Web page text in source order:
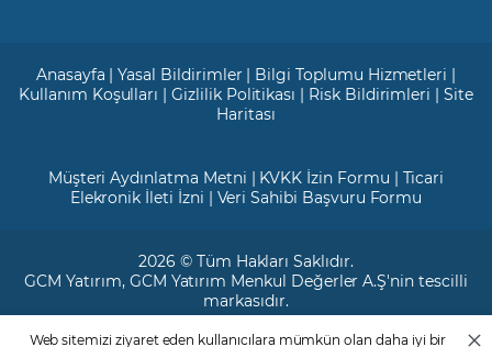
Anasayfa |Yasal Bildirimler | Bilgi Toplumu Hizmetleri |
Kullanım Koşulları |Gizlilik Politikası | Risk Bildirimleri |Site
Haritası
Müşteri Aydınlatma Metni | KVKK İzin Formu | Ticari
Elekronik İleti İzni | Veri Sahibi Başvuru Formu
2026 © Tüm Hakları Saklıdır.
GCM Yatırım, GCM Yatırım Menkul Değerler A.Ş'nin tescilli
markasıdır.
Ticari Sicil No: 799649
Web sitemizi ziyaret eden kullanıcılara mümkün olan daha iyi bir